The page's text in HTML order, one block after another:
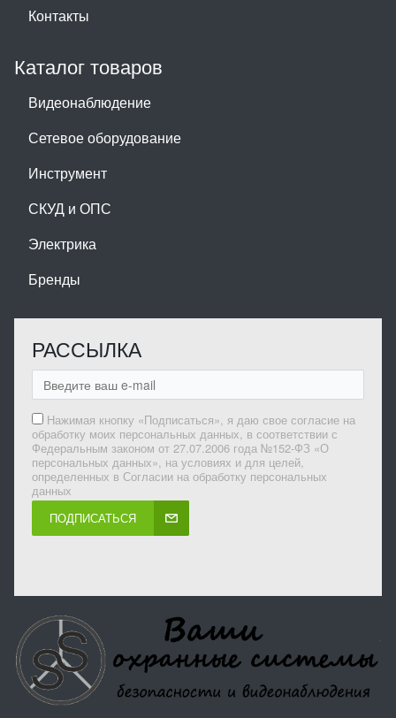
Контакты
Каталог товаров
Видеонаблюдение
Сетевое оборудование
Инструмент
СКУД и ОПС
Электрика
Бренды
РАССЫЛКА
Нажимая кнопку «Подписаться», я даю свое согласие на
обработку моих персональных данных, в соответствии с
Федеральным законом от 27.07.2006 года №152-ФЗ «О
персональных данных», на условиях и для целей,
определенных в Согласии на обработку персональных
данных
ПОДПИСАТЬСЯ